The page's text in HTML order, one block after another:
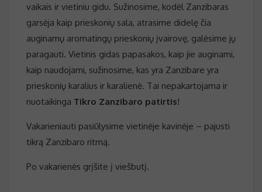
vaikais ir vietiniu gidu. Sužinosime, kodėl Zanzibaras
garsėja kaip prieskonių sala, atrasime didelę čia
auginamų aromatingų prieskonių įvairovę, galėsime jų
paragauti. Vietinis gidas papasakos, kaip jie auginami,
kaip naudojami, sužinosime, kas yra Zanzibare yra
prieskonių karalius ir karalienė. Tai nepakartojama ir
nuotaikinga Tikro Zanzibaro patirtis!
Vakarieniauti pasiūlysime vietinėje kavinėje – pajusti
tikrą Zanzibaro ritmą.
Po vakarienės grįšite į viešbutį.